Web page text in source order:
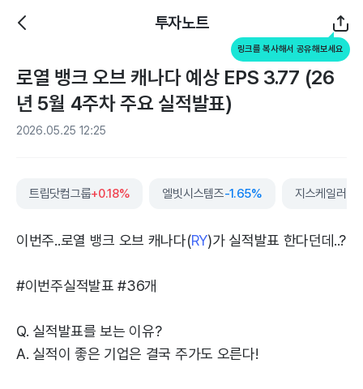
투자노트
링크를 복사해서 공유해보세요
로열 뱅크 오브 캐나다 예상 EPS 3.77 (26
년 5월 4주차 주요 실적발표)
2026.05.25 12:25
트립닷컴그룹+0.18% 엘빗시스템즈-1.65% 지스케일러
이번주..로열 뱅크 오브 캐나다(RY)가 실적발표 한다던데..?
#이번주실적발표 #36개
Q. 실적발표를 보는 이유?
A. 실적이 좋은 기업은 결국 주가도 오른다!